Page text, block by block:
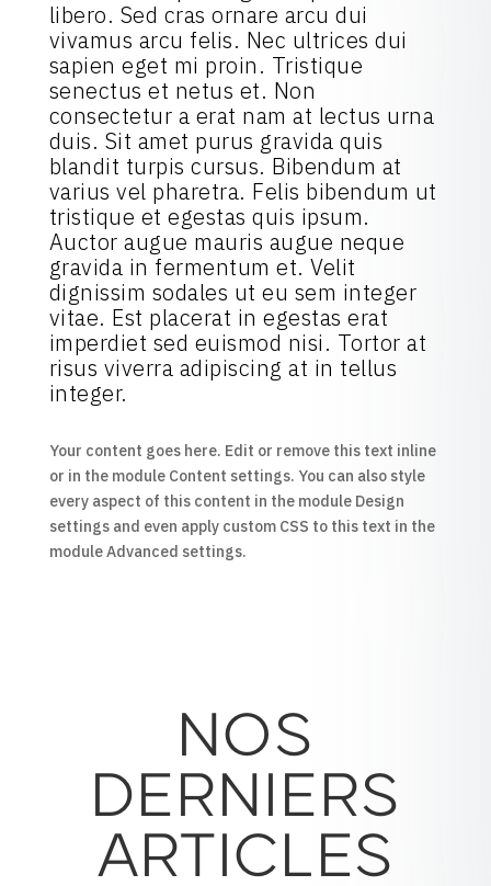
libero. Sed cras ornare arcu dui
vivamus arcu felis. Nec ultrices dui
sapien eget mi proin. Tristique
senectus et netus et. Non
consectetur a erat nam at lectus urna
duis. Sit amet purus gravida quis
blandit turpis cursus. Bibendum at
varius vel pharetra. Felis bibendum ut
tristique et egestas quis ipsum.
Auctor augue mauris augue neque
gravida in fermentum et. Velit
dignissim sodales ut eu sem integer
vitae. Est placerat in egestas erat
imperdiet sed euismod nisi. Tortor at
risus viverra adipiscing at in tellus
integer.
Your content goes here. Edit or remove this text inline
or in the module Content settings. You can also style
every aspect of this content in the module Design
settings and even apply custom CSS to this text in the
module Advanced settings.
NOS
DERNIERS
ARTICLES